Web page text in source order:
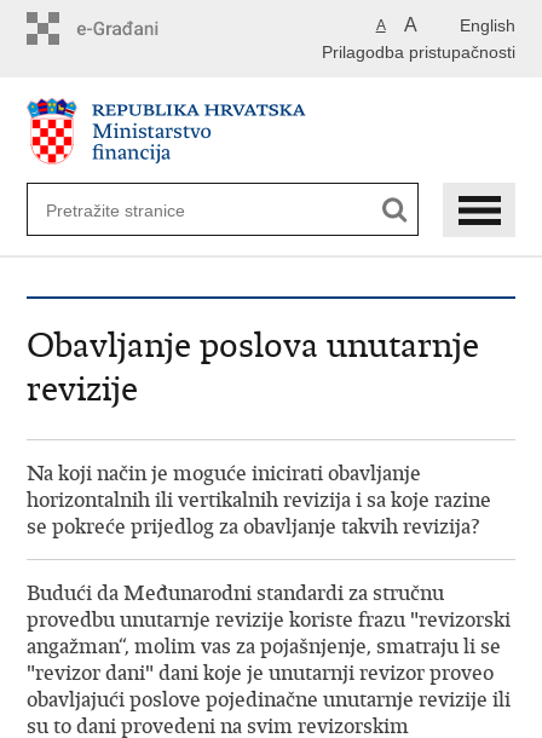
English
A A
Prilagodba pristupačnosti
Obavljanje poslova unutarnje
revizije
Na koji način je moguće inicirati obavljanje
horizontalnih ili vertikalnih revizija i sa koje razine
se pokreće prijedlog za obavljanje takvih revizija?
Budući da Međunarodni standardi za stručnu
provedbu unutarnje revizije koriste frazu "revizorski
angažman“, molim vas za pojašnjenje, smatraju li se
"revizor dani" dani koje je unutarnji revizor proveo
obavljajući poslove pojedinačne unutarnje revizije ili
su to dani provedeni na svim revizorskim